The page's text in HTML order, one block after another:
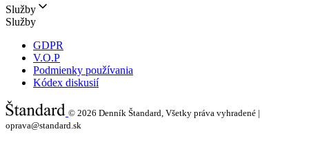
Služby
Služby
GDPR
V.O.P
Podmienky používania
Kódex diskusií
© 2026 Denník Štandard, Všetky práva vyhradené |
oprava@standard.sk